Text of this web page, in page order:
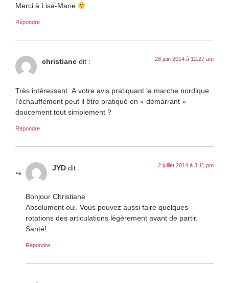
Merci à Lisa-Marie
Répondre
christiane dit : 28 juin 2014 à 12:27 am
Très intéressant. A votre avis pratiquant la marche nordique
l’échauffement peut il être pratiqué en « démarrant »
doucement tout simplement ?
Répondre
JYD dit : 2 juillet 2014 à 3:11 pm
Bonjour Christiane
Absolument oui. Vous pouvez aussi faire quelques
rotations des articulations légèrement avant de partir.
Santé!
Répondre